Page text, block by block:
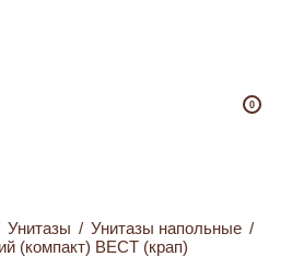
0
Унитазы / Унитазы напольные /
(компакт) ВЕСТ (крап)